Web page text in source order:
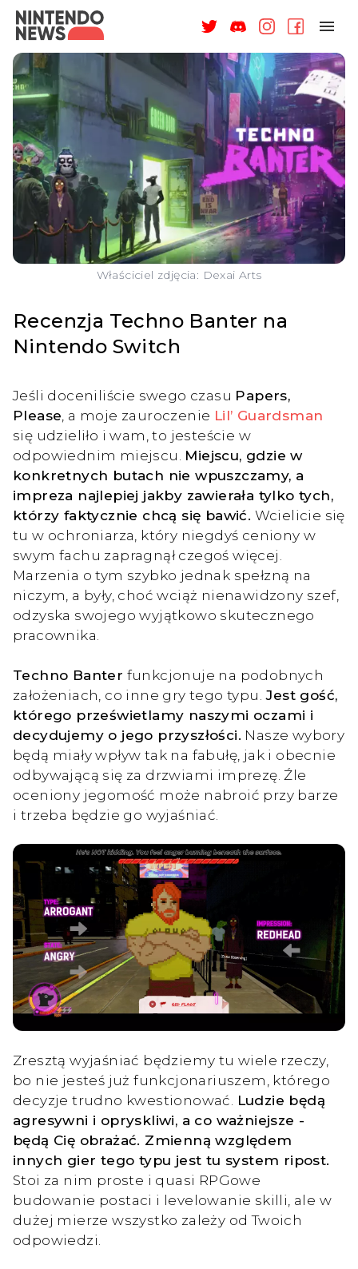
NAGRODY
NEWSY
RECENZJE
ARTYKUŁY
WSPARCIE
O NAS
ZALOGUJ
Właściciel zdjęcia: Dexai Arts
Recenzja Techno Banter na
Nintendo Switch
Jeśli doceniliście swego czasu Papers,
Please , a moje zauroczenie Lil’ Guardsman
się udzieliło i wam, to jesteście w
odpowiednim miejscu. Miejscu, gdzie w
konkretnych butach nie wpuszczamy, a
impreza najlepiej jakby zawierała tylko tych,
którzy faktycznie chcą się bawić. Wcielicie się
tu w ochroniarza, który niegdyś ceniony w
swym fachu zapragnął czegoś więcej.
Marzenia o tym szybko jednak spełzną na
niczym, a były, choć wciąż nienawidzony szef,
odzyska swojego wyjątkowo skutecznego
pracownika.
Techno Banter funkcjonuje na podobnych
założeniach, co inne gry tego typu. Jest gość,
którego prześwietlamy naszymi oczami i
decydujemy o jego przyszłości. Nasze wybory
będą miały wpływ tak na fabułę, jak i obecnie
odbywającą się za drzwiami imprezę. Źle
oceniony jegomość może nabroić przy barze
i trzeba będzie go wyjaśniać.
Zresztą wyjaśniać będziemy tu wiele rzeczy,
bo nie jesteś już funkcjonariuszem, którego
decyzje trudno kwestionować. Ludzie będą
agresywni i opryskliwi, a co ważniejsze -
będą Cię obrażać. Zmienną względem
innych gier tego typu jest tu system ripost.
Stoi za nim proste i quasi RPGowe
budowanie postaci i levelowanie skilli, ale w
dużej mierze wszystko zależy od Twoich
odpowiedzi.